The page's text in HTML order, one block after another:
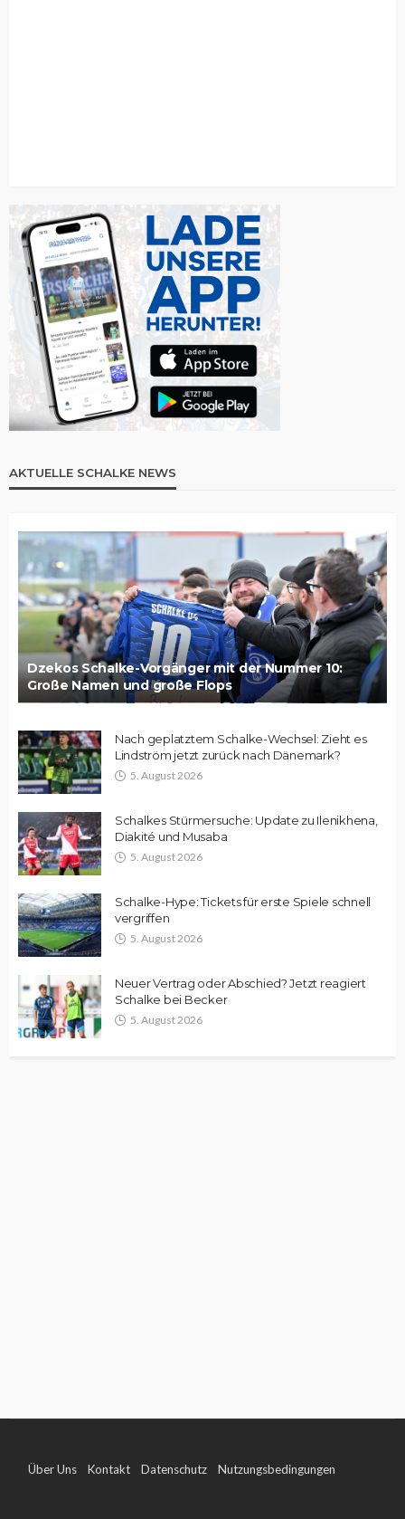
AKTUELLE SCHALKE NEWS
Dzekos Schalke-Vorgänger mit der Nummer 10:
Große Namen und große Flops
Nach geplatztem Schalke-Wechsel: Zieht es
Lindström jetzt zurück nach Dänemark?
5. August 2026
Schalkes Stürmersuche: Update zu Ilenikhena,
Diakité und Musaba
5. August 2026
Schalke-Hype: Tickets für erste Spiele schnell
vergriffen
5. August 2026
Neuer Vertrag oder Abschied? Jetzt reagiert
Schalke bei Becker
5. August 2026
Über Uns Kontakt Datenschutz Nutzungsbedingungen